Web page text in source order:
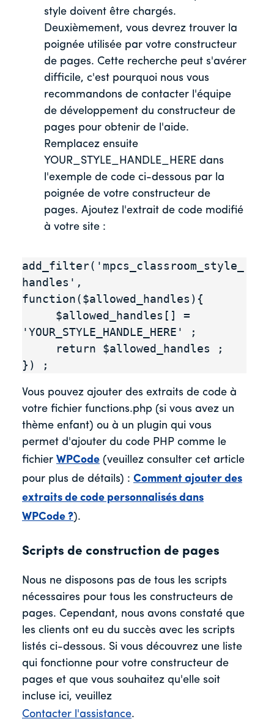
style doivent être chargés.
Deuxièmement, vous devrez trouver la
poignée utilisée par votre constructeur
de pages. Cette recherche peut s'avérer
difficile, c'est pourquoi nous vous
recommandons de contacter l'équipe
de développement du constructeur de
pages pour obtenir de l'aide.
Remplacez ensuite
YOUR_STYLE_HANDLE_HERE dans
l'exemple de code ci-dessous par la
poignée de votre constructeur de
pages. Ajoutez l'extrait de code modifié
à votre site :
add_filter('mpcs_classroom_style_
handles',
function($allowed_handles){
'YOUR_STYLE_HANDLE_HERE' ;
}) ;
Vous pouvez ajouter des extraits de code à
votre fichier functions.php (si vous avez un
thème enfant) ou à un plugin qui vous
permet d'ajouter du code PHP comme le
fichier WPCode (veuillez consulter cet article
pour plus de détails) : Comment ajouter des
extraits de code personnalisés dans
WPCode ?).
Scripts de construction de pages
Nous ne disposons pas de tous les scripts
nécessaires pour tous les constructeurs de
pages. Cependant, nous avons constaté que
les clients ont eu du succès avec les scripts
listés ci-dessous. Si vous découvrez une liste
qui fonctionne pour votre constructeur de
pages et que vous souhaitez qu'elle soit
incluse ici, veuillez
Contacter l'assistance.